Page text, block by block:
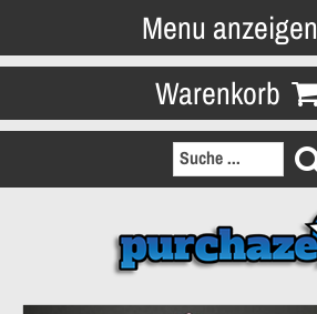
Menu anzeigen
Warenkorb